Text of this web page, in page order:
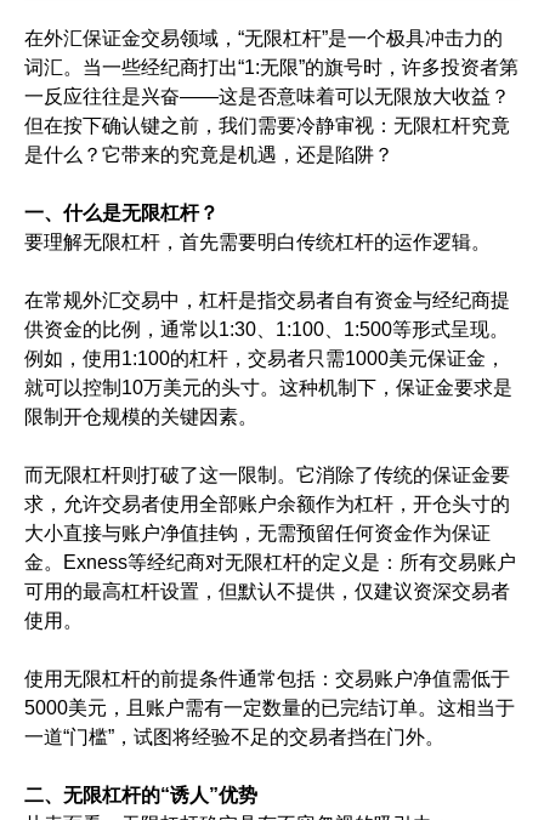
在外汇保证金交易领域，“无限杠杆”是一个极具冲击力的
词汇。当一些经纪商打出“1:无限”的旗号时，许多投资者第
一反应往往是兴奋——这是否意味着可以无限放大收益？
但在按下确认键之前，我们需要冷静审视：无限杠杆究竟
是什么？它带来的究竟是机遇，还是陷阱？
一、什么是无限杠杆？
要理解无限杠杆，首先需要明白传统杠杆的运作逻辑。
在常规外汇交易中，杠杆是指交易者自有资金与经纪商提
供资金的比例，通常以1:30、1:100、1:500等形式呈现。
例如，使用1:100的杠杆，交易者只需1000美元保证金，
就可以控制10万美元的头寸。这种机制下，保证金要求是
限制开仓规模的关键因素。
而无限杠杆则打破了这一限制。它消除了传统的保证金要
求，允许交易者使用全部账户余额作为杠杆，开仓头寸的
大小直接与账户净值挂钩，无需预留任何资金作为保证
金。Exness等经纪商对无限杠杆的定义是：所有交易账户
可用的最高杠杆设置，但默认不提供，仅建议资深交易者
使用。
使用无限杠杆的前提条件通常包括：交易账户净值需低于
5000美元，且账户需有一定数量的已完结订单。这相当于
一道“门槛”，试图将经验不足的交易者挡在门外。
二、无限杠杆的“诱人”优势